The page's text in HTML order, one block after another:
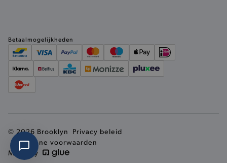
Betaalmogelijkheden
© 2026 Brooklyn
Privacy beleid
Algemene voorwaarden
Made by
invalidation
www.brooklyn.be